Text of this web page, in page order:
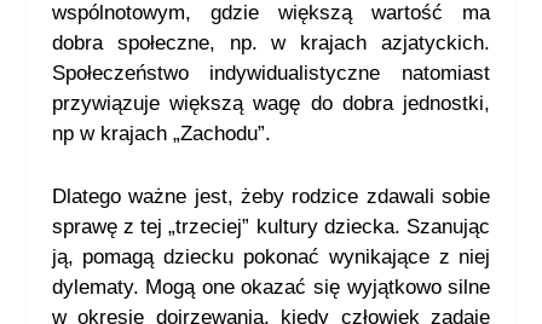
wspólnotowym, gdzie większą wartość ma
dobra społeczne, np. w krajach azjatyckich.
Społeczeństwo indywidualistyczne natomiast
przywiązuje większą wagę do dobra jednostki,
np w krajach „Zachodu”.
Dlatego ważne jest, żeby rodzice zdawali sobie
sprawę z tej „trzeciej” kultury dziecka. Szanując
ją, pomagą dziecku pokonać wynikające z niej
dylematy. Mogą one okazać się wyjątkowo silne
w okresie dojrzewania, kiedy człowiek zadaje